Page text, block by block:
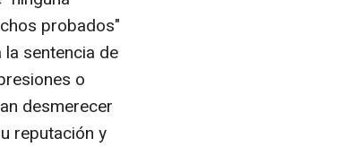
probados"
sentencia de
o
desmerecer
reputación y